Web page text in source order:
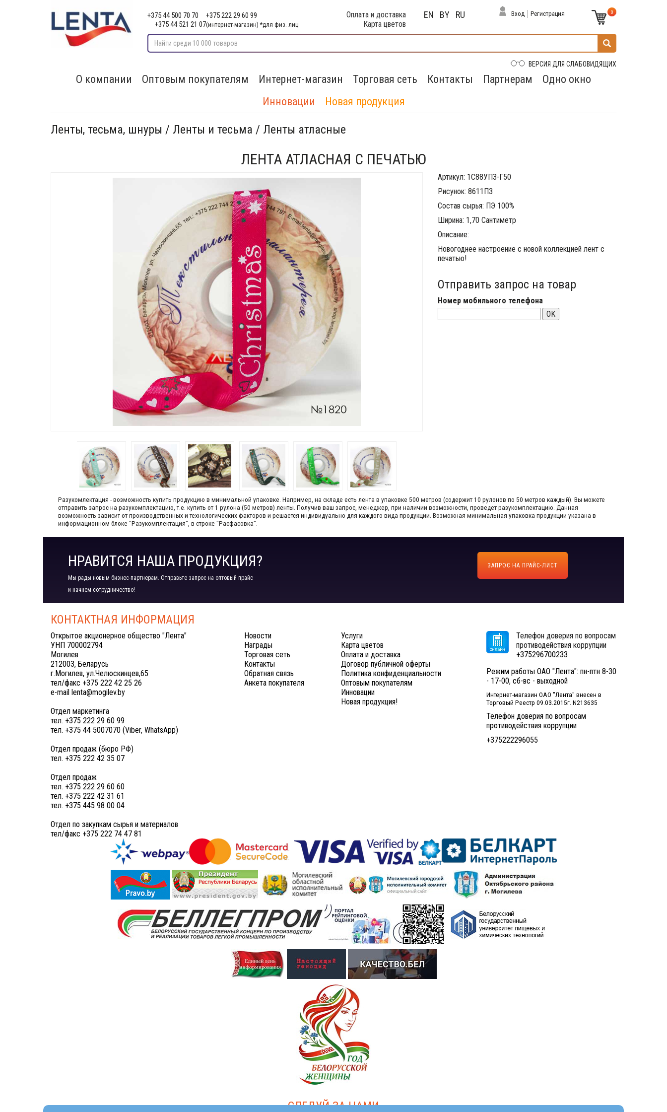
+375 44 500 70 70
+375 222 29 60 99
+375 44 521 21 07(интернет-магазин) *для физ. лиц
Оплата и доставка
Карта цветов
EN BY RU Вход Регистрация 0
ВЕРСИЯ ДЛЯ СЛАБОВИДЯЩИХ
О компании Оптовым покупателям Интернет-магазин Торговая сеть Контакты Партнерам
Одно окно
Инновации
Новая продукция
Ленты, тесьма, шнуры / Ленты и тесьма / Ленты атласные
ЛЕНТА АТЛАСНАЯ С ПЕЧАТЬЮ
Артикул: 1С88УП3-Г50
Рисунок: 8611П3
Состав сырья: ПЭ 100%
Ширина: 1,70 Сантиметр
Описание:
Новогоднее настроение с новой коллекцией лент с
печатью!
Отправить запрос на товар
Номер мобильного телефона
OK
Разукомлектация - возможность купить продукцию в минимальной упаковке. Например, на складе​ есть лента в упаковке 500 метров (содержит 10 рулонов по 50 метров каждый).​ Вы можете
отправить запрос на разукомплектацию, т.е. купить от 1 рулона (50 метров) ленты. Получив ваш запрос,​ менеджер, при наличии возможности, проведет разукомплектацию. Данная
возможность зависит от производственных​ и технологических факторов и решается индивидуально для каждого вида продукции.​ Возможная минимальная упаковка продукции указана в
информационном блоке "Разукомплектация", в строке "Расфасовка".
НРАВИТСЯ НАША ПРОДУКЦИЯ?
Мы рады новым бизнес-партнерам. Отправьте запрос на оптовый прайс
и начнем сотрудничество!
ЗАПРОС НА ПРАЙС-ЛИСТ
КОНТАКТНАЯ ИНФОРМАЦИЯ
Открытое акционерное общество "Лента"
УНП 700002794
Могилев
212003, Беларусь
г.Могилев, ул.Челюскинцев,65
тел/факс +375 222 42 25 26
e-mail lenta@mogilev.by
Отдел маркетинга
тел. +375 222 29 60 99
тел. +375 44 5007070 (Viber, WhatsApp)
Отдел продаж (бюро РФ)
тел. +375 222 42 35 07
Отдел продаж
тел. +375 222 29 60 60
тел. +375 222 42 31 61
тел. +375 445 98 00 04
Отдел по закупкам сырья и материалов
тел/факс +375 222 74 47 81
Новости
Награды
Торговая сеть
Контакты
Обратная связь
Анкета покупателя
Услуги
Карта цветов
Оплата и доставка
Договор публичной оферты
Политика конфиденциальности
Оптовым покупателям
Инновации
Новая продукция!
Телефон доверия по вопросам
противодействия коррупции
+375296700233
Режим работы ОАО "Лента": пн-птн 8-30
- 17-00, сб-вс - выходной
Интернет-магазин ОАО "Лента" внесен в
Торговый Реестр 09.03.2015г. N213635
Телефон доверия по вопросам
противодействия коррупции
+375222296055
СЛЕДУЙ ЗА НАМИ